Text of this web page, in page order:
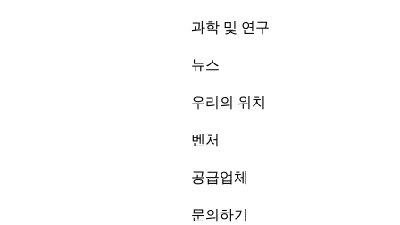
과학 및 연구
뉴스
우리의 위치
벤처
공급업체
문의하기